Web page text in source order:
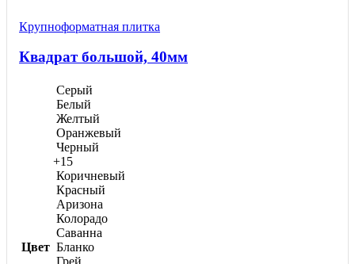
360,00 ₽
вариаций.
можно
Крупноформатная плитка
Квадрат большой, 40мм
Цвет
Серый
Белый
Желтый
Оранжевый
Черный
+15
Коричневый
Красный
Аризона
Колорадо
Саванна
Бланко
Грей